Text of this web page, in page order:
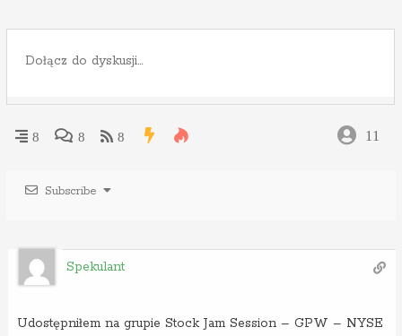
8 8 8 11
Subscribe
Spekulant
Udostępniłem na grupie Stock Jam Session – GPW – NYSE